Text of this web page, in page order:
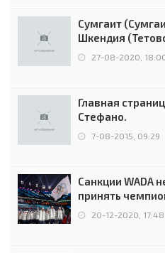
Сумгаит
Шкендия
0:2 (0:0)
27-08-2020,
Главная
Стефано.
7-08-2015, 09:29
Санкции WADA
принять
чемпионов.
20-12-2020, 17:48